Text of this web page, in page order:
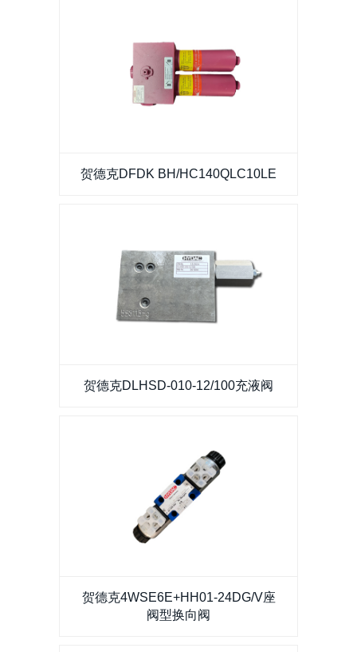
贺德克DFDK BH/HC140QLC10LE
贺德克DLHSD-010-12/100充液阀
贺德克4WSE6E+HH01-24DG/V座
阀型换向阀